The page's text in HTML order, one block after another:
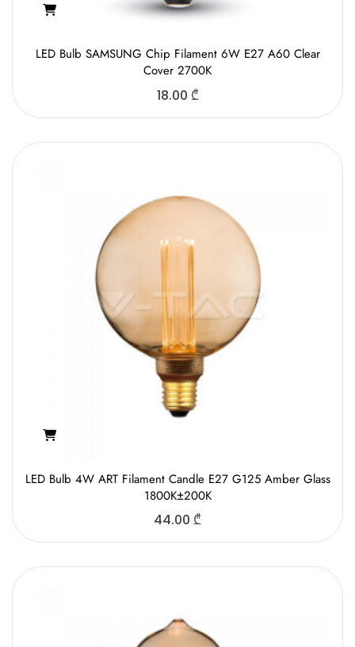
LED Bulb SAMSUNG Chip Filament 6W E27 A60 Clear
Cover 2700K
18.00 ₾
LED Bulb 4W ART Filament Candle E27 G125 Amber Glass
1800K±200K
44.00 ₾